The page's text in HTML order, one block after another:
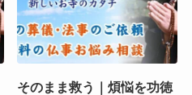
そのまま救う｜煩悩を功徳